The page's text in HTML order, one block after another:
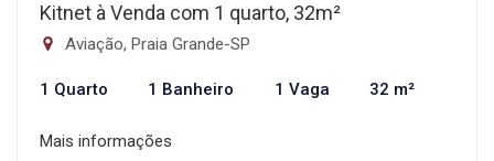
Kitnet à Venda com 1 quarto, 32m²
Aviação, Praia Grande-SP
1 Quarto 1 Banheiro 1 Vaga 32 m²
Mais informações